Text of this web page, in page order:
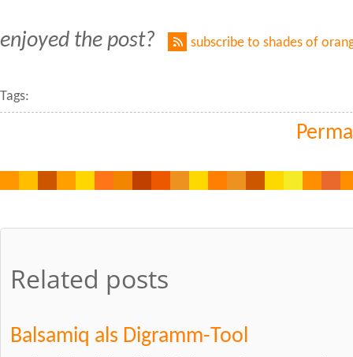
enjoyed the post? subscribe to shades of
Tags:
Related posts
Balsamiq als Digramm-Tool